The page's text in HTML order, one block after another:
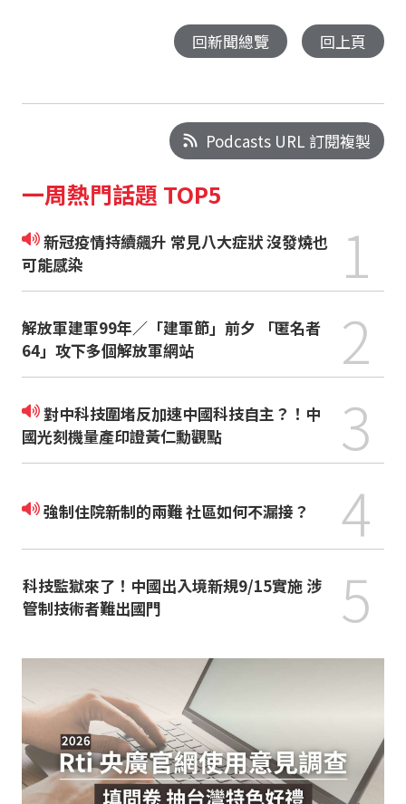
回新聞總覽 回上頁
Podcasts URL 訂閱複製
一周熱門話題 TOP5
新冠疫情持續飆升 常見八大症狀 沒發燒也
可能感染
1
解放軍建軍99年／「建軍節」前夕 「匿名者
64」攻下多個解放軍網站
2
對中科技圍堵反加速中國科技自主？！中
國光刻機量產印證黃仁勳觀點
3
強制住院新制的兩難 社區如何不漏接？ 4
科技監獄來了！中國出入境新規9/15實施 涉
管制技術者難出國門
5